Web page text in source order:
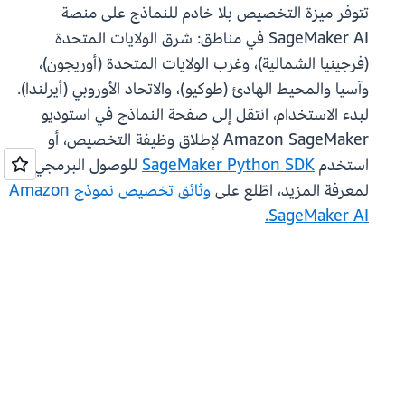
تتوفر ميزة التخصيص بلا خادم للنماذج على منصة
SageMaker AI في مناطق: شرق الولايات المتحدة
(فرجينيا الشمالية)، وغرب الولايات المتحدة (أوريجون)،
وآسيا والمحيط الهادئ (طوكيو)، والاتحاد الأوروبي (أيرلندا).
لبدء الاستخدام، انتقل إلى صفحة النماذج في استوديو
Amazon SageMaker لإطلاق وظيفة التخصيص، أو
استخدمSageMaker Python SDK للوصول البرمجي.
لمعرفة المزيد، اطّلع على
وثائق تخصيص نموذج Amazon
SageMaker AI.